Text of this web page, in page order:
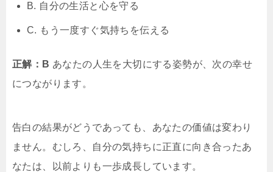
B. 自分の生活と心を守る
C. もう一度すぐ気持ちを伝える
正解：B あなたの人生を大切にする姿勢が、次の幸せ
につながります。
告白の結果がどうであっても、あなたの価値は変わり
ません。むしろ、自分の気持ちに正直に向き合ったあ
なたは、以前よりも一歩成長しています。